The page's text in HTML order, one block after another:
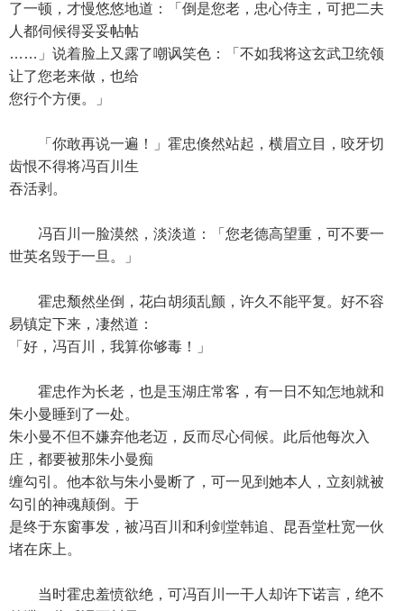
了一顿，才慢悠悠地道：「倒是您老，忠心侍主，可把二夫
人都伺候得妥妥帖帖
……」说着脸上又露了嘲讽笑色：「不如我将这玄武卫统领
让了您老来做，也给
您行个方便。」
「你敢再说一遍！」霍忠倏然站起，横眉立目，咬牙切
齿恨不得将冯百川生
吞活剥。
冯百川一脸漠然，淡淡道：「您老德高望重，可不要一
世英名毁于一旦。」
霍忠颓然坐倒，花白胡须乱颤，许久不能平复。好不容
易镇定下来，凄然道：
「好，冯百川，我算你够毒！」
霍忠作为长老，也是玉湖庄常客，有一日不知怎地就和
朱小曼睡到了一处。
朱小曼不但不嫌弃他老迈，反而尽心伺候。此后他每次入
庄，都要被那朱小曼痴
缠勾引。他本欲与朱小曼断了，可一见到她本人，立刻就被
勾引的神魂颠倒。于
是终于东窗事发，被冯百川和利剑堂韩追、昆吾堂杜宽一伙
堵在床上。
当时霍忠羞愤欲绝，可冯百川一干人却许下诺言，绝不